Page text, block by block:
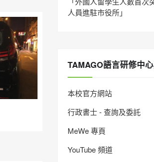
人員進駐市役所」
TAMAGO語言研修中
本校官方網站
行政書士 - 查詢及委託
MeWe 專頁
YouTube 頻道